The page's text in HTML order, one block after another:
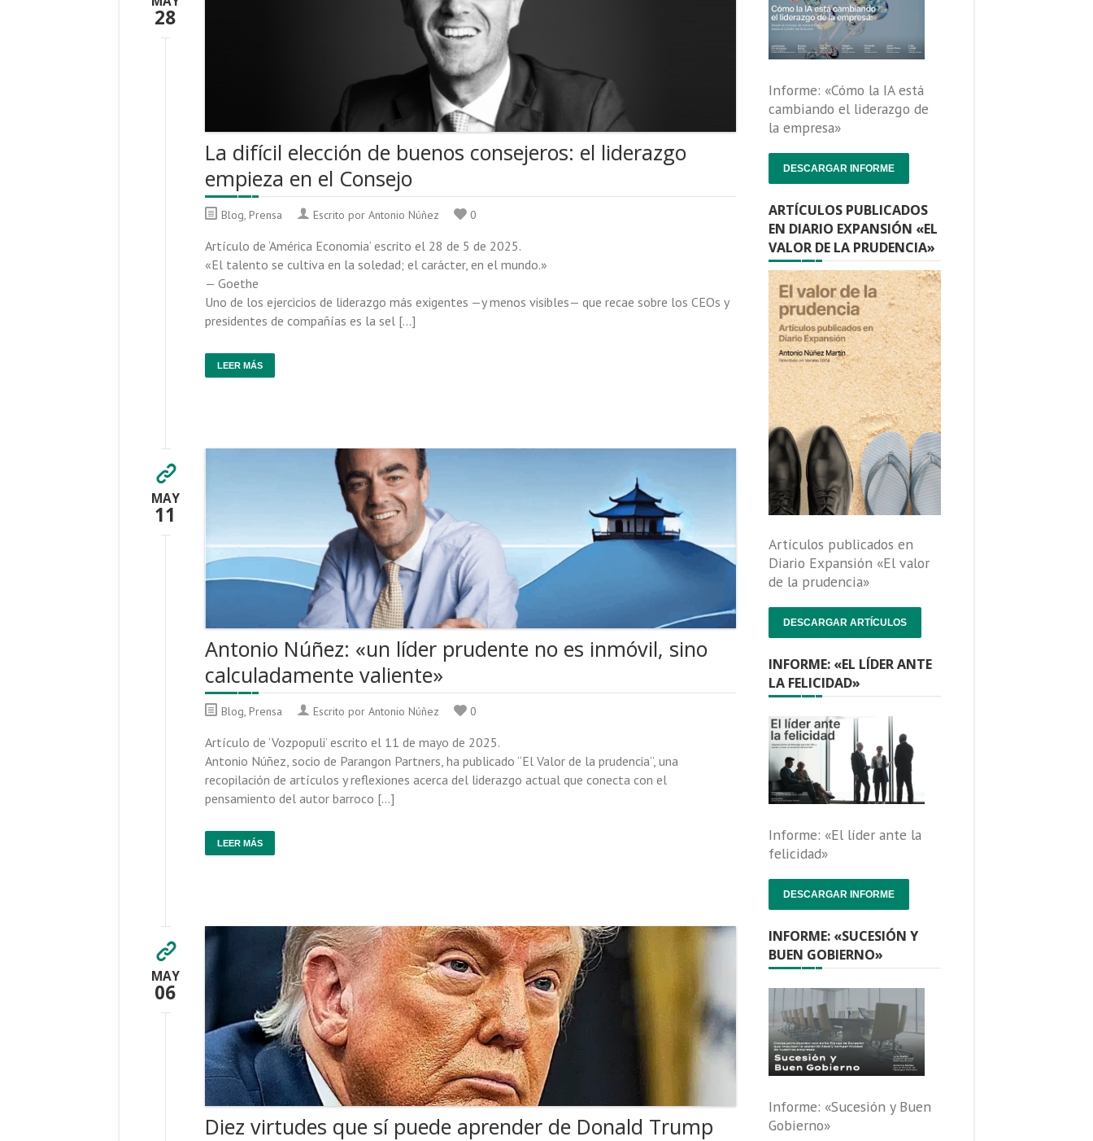
28
La difícil elección de buenos consejeros: el liderazgo
empieza en el Consejo
Blog Prensa Escrito por Antonio Núñez 0
Artículo de ‘América Economia’ escrito el 28 de 5 de 2025.
«El talento se cultiva en la soledad; el carácter, en el mundo.»
— Goethe
Uno de los ejercicios de liderazgo más exigentes —y menos visibles— que recae sobre los CEOs y
presidentes de compañías es la sel […]
LEER MÁS
MAY
11
Antonio Núñez: «un líder prudente no es inmóvil, sino
calculadamente valiente»
Blog, Prensa Escrito por Antonio Núñez 0
Artículo de ‘Vozpopuli’ escrito el 11 de mayo de 2025.
Antonio Núñez, socio de Parangon Partners, ha publicado “El Valor de la prudencia”, una
recopilación de artículos y reflexiones acerca del liderazgo actual que conecta con el
pensamiento del autor barroco […]
LEER MÁS
MAY
06
Diez virtudes que sí puede aprender de Donald Trump
Informe: «Cómo la IA está
cambiando el liderazgo de
la empresa»
DESCARGAR INFORME
ARTÍCULOS PUBLICADOS
EN DIARIO EXPANSIÓN «EL
VALOR DE LA PRUDENCIA»
Artículos publicados en
Diario Expansión «El valor
de la prudencia»
DESCARGAR ARTÍCULOS
INFORME: «EL LÍDER ANTE
LA FELICIDAD»
Informe: «El líder ante la
felicidad»
DESCARGAR INFORME
INFORME: «SUCESIÓN Y
BUEN GOBIERNO»
Informe: «Sucesión y Buen
Gobierno»